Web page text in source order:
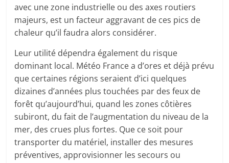
avec une zone industrielle ou des axes routiers
majeurs, est un facteur aggravant de ces pics de
chaleur qu’il faudra alors considérer.
Leur utilité dépendra également du risque
dominant local. Météo France a d’ores et déjà prévu
que certaines régions seraient d’ici quelques
dizaines d’années plus touchées par des feux de
forêt qu’aujourd’hui, quand les zones côtières
subiront, du fait de l’augmentation du niveau de la
mer, des crues plus fortes. Que ce soit pour
transporter du matériel, installer des mesures
préventives, approvisionner les secours ou